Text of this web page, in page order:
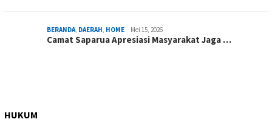
BERANDA, DAERAH, HOME Mei 15, 2026
Camat Saparua Apresiasi Masyarakat Jaga …
HUKUM